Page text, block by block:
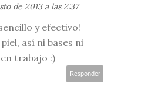
de 2013 a las 2:37
y efectivo!
así ni bases ni
trabajo :)
Responder